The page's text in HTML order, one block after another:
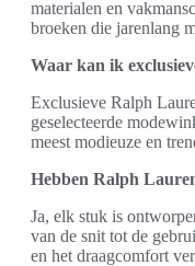
materialen en
broeken die jarenlang
Waar kan ik
Exclusieve Ralph
geselecteerde
meest modieuze en
Hebben Ralph
Ja, elk stuk is
van de snit tot de
en het draagcomfort